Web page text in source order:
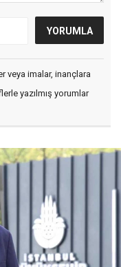
veya imalar, inançlara
yazılmış yorumlar